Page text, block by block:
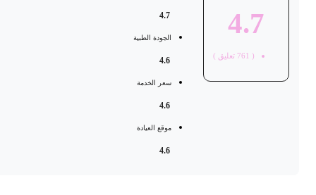
4.7
761 تعليق )
الجودة الطبية
سعر الخدمة
موقع العيادة